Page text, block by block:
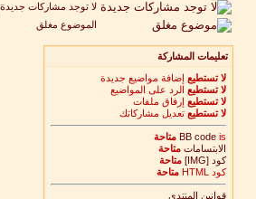
لا توجد مشاركات جديدة
الموضوع مغلق
تعليمات المشاركة
لا تستطيع إضافة مواضيع جديدة
لا تستطيع الرد على المواضيع
لا تستطيع إرفاق ملفات
لا تستطيع تعديل مشاركاتك
BB code is
متاحة
الابتسامات متاحة
كود [IMG]
متاحة
كود HTML
متاحة
قوانين المنتدى